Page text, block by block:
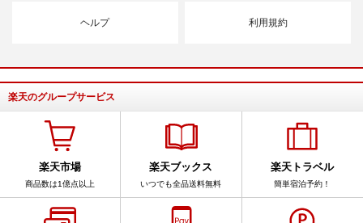
ヘルプ 利用規約
楽天のグループサービス
楽天市場
商品数は1億点以上
楽天ブックス
いつでも全品送料無料
楽天トラベル
簡単宿泊予約！